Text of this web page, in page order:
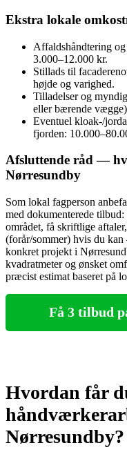
Ekstra lokale
Affaldshåndtering
3.000–12.000 kr.
Stillads til
højde og varighed.
Tilladelser og
eller bærende
Eventuel kloak-/
fjorden:
Afsluttende råd —
Nørresundby
Som lokal fagperson
med dokumenterede
området, få skriftlige
(forår/sommer) hvis du
konkret projekt i
kvadratmeter og ønsket
præcist estimat baseret på
Få 3 tilbud
Hvordan får
Nørresundby?